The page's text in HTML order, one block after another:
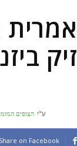
ע"י הצופים
Share on Facebook